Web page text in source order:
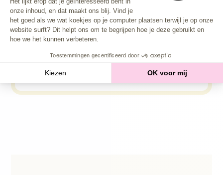
Transitie vr.vn.
De evolutie naar een nieuw model dat
oplossingen biedt voor grote
door ons consumptie-, productie-, werk-
en samenlevingsmodel te heroverwegen.
onze inhoud, en dat maakt ons blij. Vind je
het goed als we wat koekjes op je computer plaatsen terwijl je op onze
website surft? Dit helpt ons om te begrijpen hoe je deze gebruikt en
hoe we het kunnen verbeteren.
Toestemmingen gecertificeerd door
Kiezen OK voor mij
Axeptio consent